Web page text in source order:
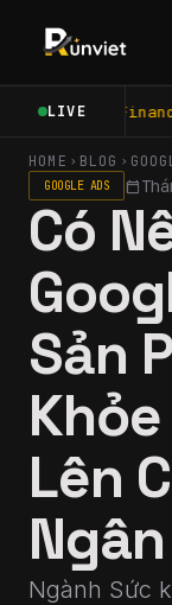
LIVE
COD, Finance,
HOME chevron_right BLOG chevron_right
GOOGLE ADS calendar_today
Có
Sản
Lên
Ngành Sức